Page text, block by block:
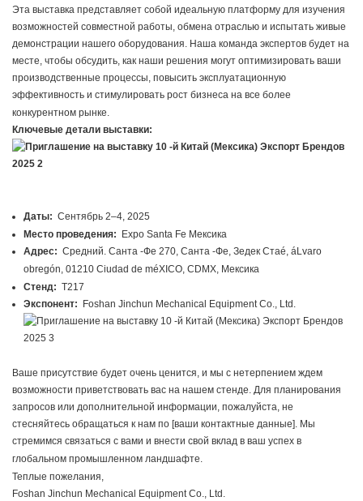
Эта выставка представляет собой идеальную платформу для изучения
возможностей совместной работы, обмена отраслью и испытать живые
демонстрации нашего оборудования. Наша команда экспертов будет на
месте, чтобы обсудить, как наши решения могут оптимизировать ваши
производственные процессы, повысить эксплуатационную
эффективность и стимулировать рост бизнеса на все более
конкурентном рынке.
Ключевые детали выставки:
Даты: Сентябрь 2–4, 2025
Место проведения:
Expo Santa Fe Мексика
Адрес: Средний. Санта -Фе 270, Санта -Фе, Зедек Стаé, áLvaro
obregón, 01210 Ciudad de méXICO, CDMX, Мексика
Стенд: T217
Экспонент:
Foshan Jinchun Mechanical Equipment Co., Ltd.
Ваше присутствие будет очень ценится, и мы с нетерпением ждем
возможности приветствовать вас на нашем стенде. Для планирования
запросов или дополнительной информации, пожалуйста, не
стесняйтесь обращаться к нам по [ваши контактные данные]. Мы
стремимся связаться с вами и внести свой вклад в ваш успех в
глобальном промышленном ландшафте.
Теплые пожелания,
Foshan Jinchun Mechanical Equipment Co., Ltd.